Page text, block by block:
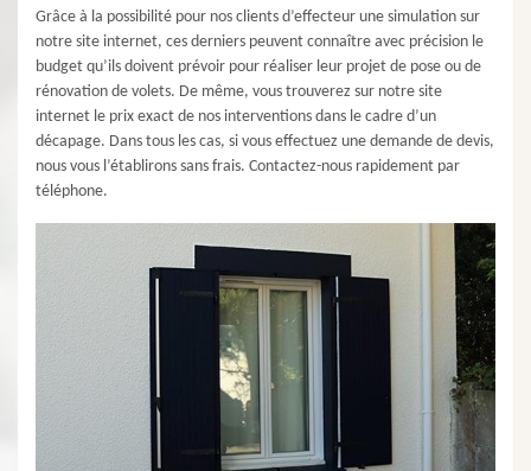
Grâce à la possibilité pour nos clients d’effecteur une simulation sur
notre site internet, ces derniers peuvent connaître avec précision le
budget qu’ils doivent prévoir pour réaliser leur projet de pose ou de
rénovation de volets. De même, vous trouverez sur notre site
internet le prix exact de nos interventions dans le cadre d’un
décapage. Dans tous les cas, si vous effectuez une demande de devis,
nous vous l’établirons sans frais. Contactez-nous rapidement par
téléphone.